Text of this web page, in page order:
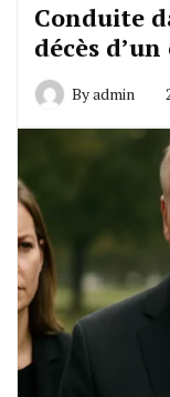
Conduite
décès
Byadmin